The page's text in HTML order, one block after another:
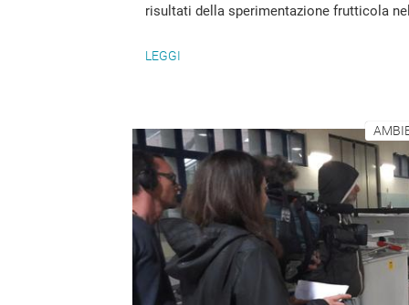
risultati della sperimentazione frutticola
LEGGI